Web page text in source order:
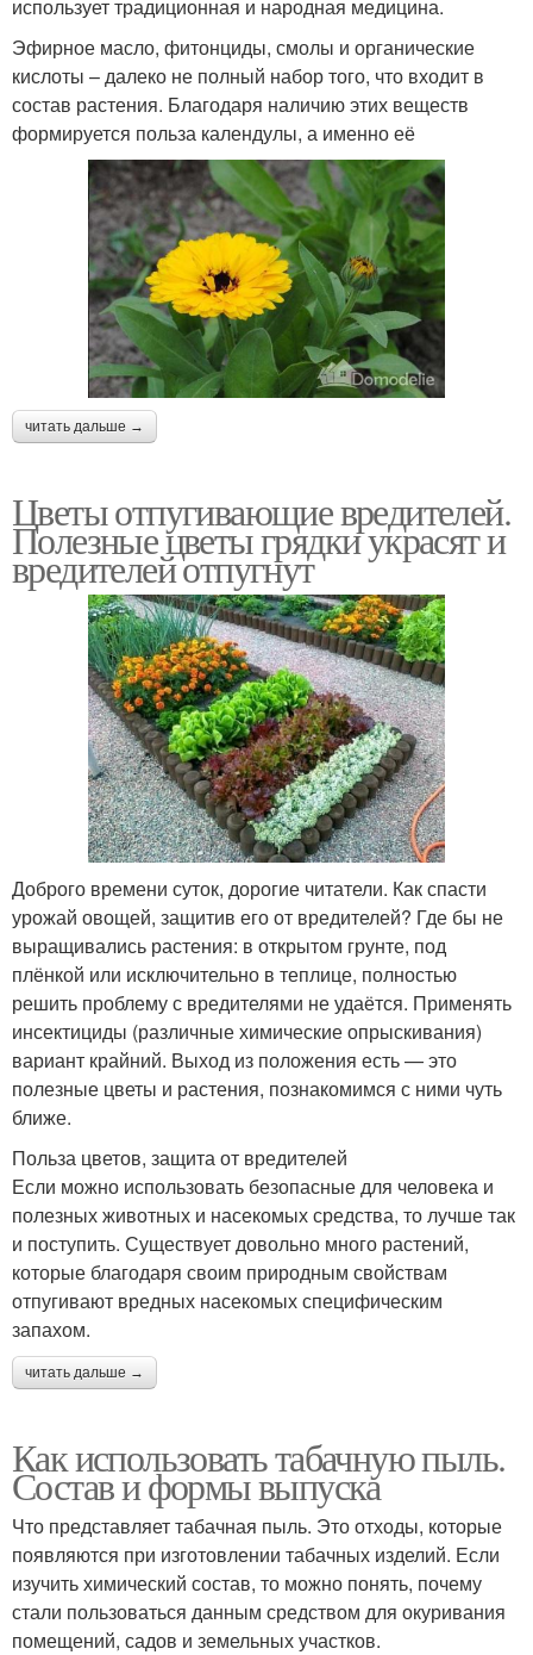
использует традиционная и народная медицина.
Эфирное масло, фитонциды, смолы и органические
кислоты – далеко не полный набор того, что входит в
состав растения. Благодаря наличию этих веществ
формируется польза календулы, а именно её
читать дальше →
Цветы отпугивающие вредителей.
Полезные цветы грядки украсят и
вредителей отпугнут
Доброго времени суток, дорогие читатели. Как спасти
урожай овощей, защитив его от вредителей? Где бы не
выращивались растения: в открытом грунте, под
плёнкой или исключительно в теплице, полностью
решить проблему с вредителями не удаётся. Применять
инсектициды (различные химические опрыскивания)
вариант крайний. Выход из положения есть — это
полезные цветы и растения, познакомимся с ними чуть
ближе.
Польза цветов, защита от вредителей
Если можно использовать безопасные для человека и
полезных животных и насекомых средства, то лучше так
и поступить. Существует довольно много растений,
которые благодаря своим природным свойствам
отпугивают вредных насекомых специфическим
запахом.
читать дальше →
Как использовать табачную пыль.
Состав и формы выпуска
Что представляет табачная пыль. Это отходы, которые
появляются при изготовлении табачных изделий. Если
изучить химический состав, то можно понять, почему
стали пользоваться данным средством для окуривания
помещений, садов и земельных участков.